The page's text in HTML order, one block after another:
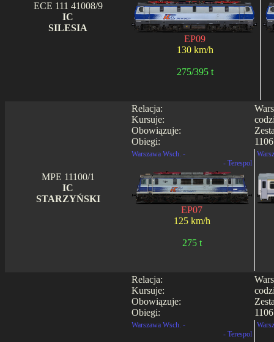
ECE 111 41008/9
IC
SILESIA
EP09
130 km/h
275/395 t
Relacja:
Kursuje:
Obowiązuje:
Obiegi:
MPE 11100/1
IC
STARZYŃSKI
Warszawa Wsch. -
- Terespol
EP07
125 km/h
275 t
Relacja:
Kursuje:
Obowiązuje:
Obiegi:
Warszawa Wsch. -
- Terespol